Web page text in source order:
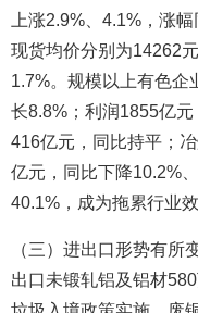
上涨2.9%、4.1%，涨
现货均价分别为14262
1.7%。规模以上有色企
长8.8%；利润1855亿
416亿元，同比持平；
亿元，同比下降10.2%
40.1%，成为拖累行业效
（三）进出口形势有所
出口未锻轧铝及铝材